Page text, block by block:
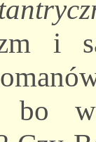
i
bo